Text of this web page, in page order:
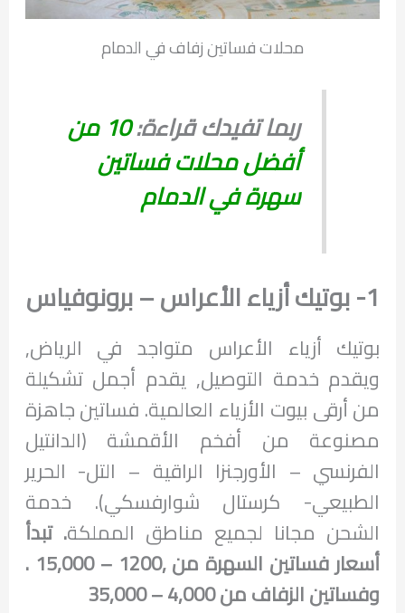
محلات فساتين زفاف في الدمام
ربما تفيدك قراءة: 10 من
أفضل محلات فساتين
سهرة في الدمام
1- بوتيك أزياء الأعراس – برونوفياس
بوتيك أزياء الأعراس متواجد في الرياض,
ويقدم خدمة التوصيل, يقدم أجمل تشكيلة
من أرقى بيوت الأزياء العالمية. فساتين جاهزة
مصنوعة من أفخم الأقمشة (الدانتيل
الفرنسي – الأورجنزا الراقية – التل- الحرير
الطبيعي- كرستال شوارفسكي). خدمة
الشحن مجانا لجميع مناطق المملكة. تبدأ
أسعار فساتين السهرة من ,1200 – 15,000 .
وفساتين الزفاف من 4,000 – 35,000